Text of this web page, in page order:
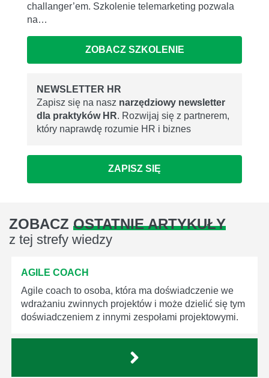
challanger’em. Szkolenie telemarketing pozwala
na…
ZOBACZ SZKOLENIE
NEWSLETTER HR
Zapisz się na nasz narzędziowy newsletter
dla praktyków HR. Rozwijaj się z partnerem,
który naprawdę rozumie HR i biznes
ZAPISZ SIĘ
ZOBACZ OSTATNIE ARTYKUŁY
z tej strefy wiedzy
AGILE COACH
Agile coach to osoba, która ma doświadczenie we
wdrażaniu zwinnych projektów i może dzielić się tym
doświadczeniem z innymi zespołami projektowymi.